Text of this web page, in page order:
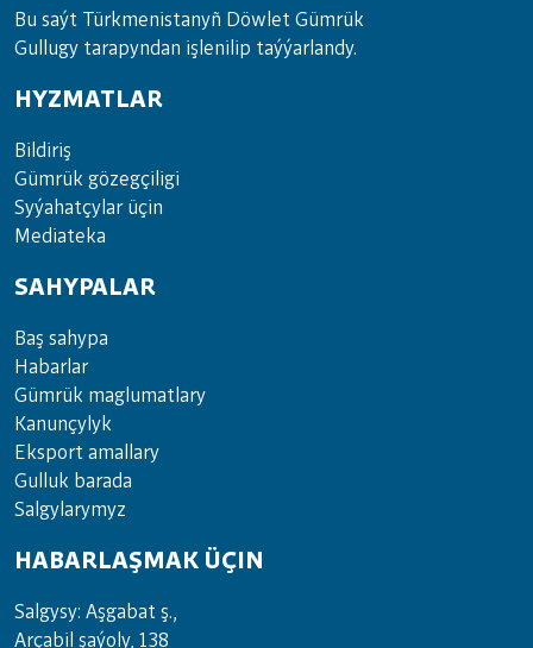
Bu saýt Türkmenistanyñ Döwlet Gümrük
Gullugy tarapyndan işlenilip taýýarlandy.
HYZMATLAR
Bil­di­riş
Güm­rük gö­zeg­çi­li­gi
Sy­ýa­hat­çy­lar ü­çin
Media­teka
SAHYPALAR
Baş sahypa
Habarlar
Gümrük maglumatlary
Kanunçylyk
Eksport amallary
Gulluk barada
Salgylarymyz
HABARLAŞMAK ÜÇIN
Salgysy: Aşgabat ş.,
Arçabil şaýoly, 138